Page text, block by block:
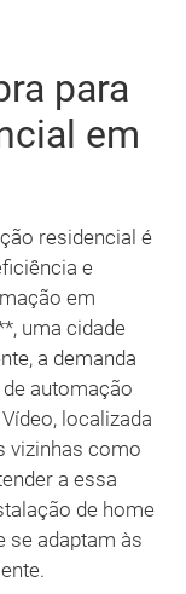
para
em
residencial é
e
em
uma cidade
a demanda
automação
localizada
vizinhas como
a essa
de home
se adaptam às